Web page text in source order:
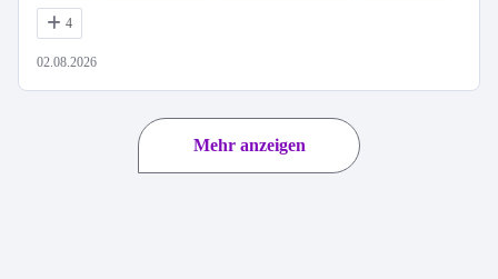
4
02.08.2026
Mehr anzeigen